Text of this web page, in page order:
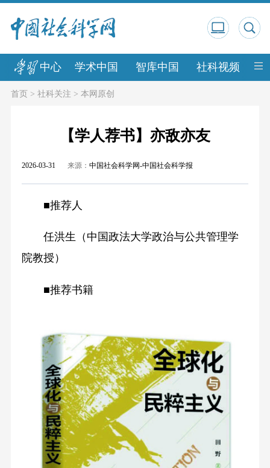
中心 学术中国 智库中国 社科视频 中
首页> 社科关注 > 本网原创
【学人荐书】亦敌亦友
2026-03-31 来源： 中国社会科学网-中国社会科学报
■推荐人
任洪生（中国政法大学政治与公共管理学
院教授）
■推荐书籍